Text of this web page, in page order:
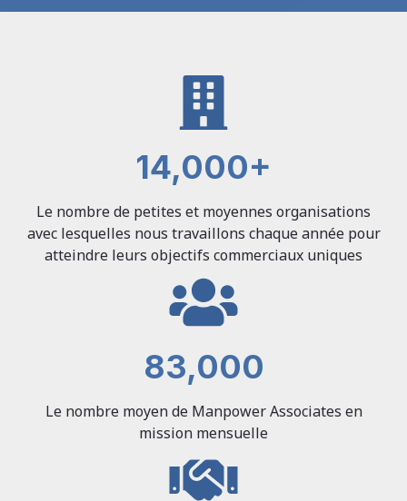
14,000+
Le nombre de petites et moyennes organisations
avec lesquelles nous travaillons chaque année pour
atteindre leurs objectifs commerciaux uniques
83,000
Le nombre moyen de Manpower Associates en
mission mensuelle